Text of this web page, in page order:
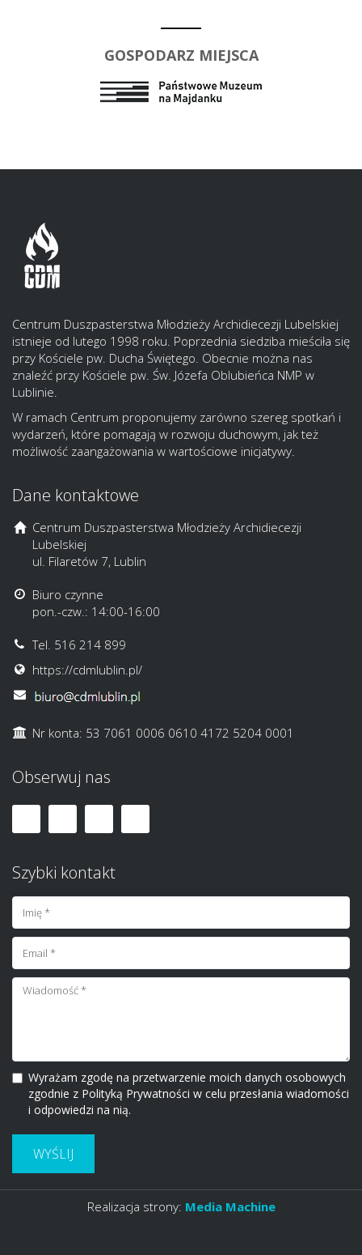
GOSPODARZ MIEJSCA
Centrum Duszpasterstwa Młodzieży Archidiecezji Lubelskiej
istnieje od lutego 1998 roku. Poprzednia siedziba mieściła się
przy Kościele pw. Ducha Świętego. Obecnie można nas
znaleźć przy Kościele pw. Św. Józefa Oblubieńca NMP w
Lublinie.
W ramach Centrum proponujemy zarówno szereg spotkań i
wydarzeń, które pomagają w rozwoju duchowym, jak też
możliwość zaangażowania w wartościowe inicjatywy.
Dane kontaktowe
Centrum Duszpasterstwa Młodzieży Archidiecezji
Lubelskiej
ul. Filaretów 7, Lublin
Biuro czynne
pon.-czw.: 14:00-16:00
Tel. 516 214 899
https://cdmlublin.pl/
Nr konta: 53 7061 0006 0610 4172 5204 0001
Obserwuj nas
Szybki kontakt
Wyrażam zgodę na przetwarzenie moich danych osobowych
zgodnie z Polityką Prywatności w celu przesłania wiadomości
i odpowiedzi na nią.
WYŚLIJ
Realizacja strony: Media Machine